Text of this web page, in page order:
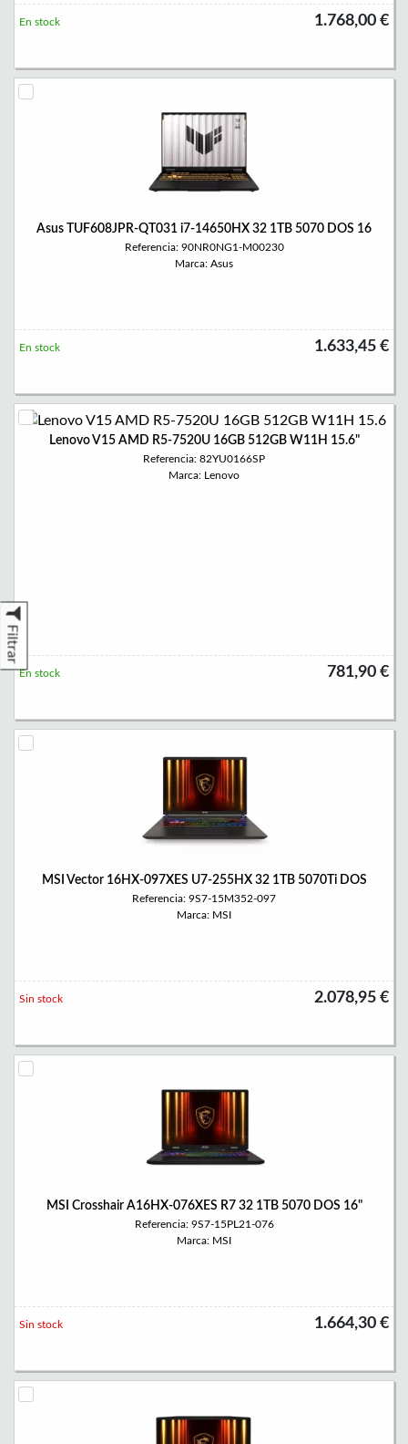
Filtrar
1.768,00 €
En stock
Asus TUF608JPR-QT031 i7-14650HX 32 1TB 5070 DOS 16
Referencia: 90NR0NG1-M00230
Marca: Asus
1.633,45 €
En stock
Lenovo V15 AMD R5-7520U 16GB 512GB W11H 15.6"
Referencia: 82YU0166SP
Marca: Lenovo
781,90 €
En stock
MSI Vector 16HX-097XES U7-255HX 32 1TB 5070Ti DOS
Referencia: 9S7-15M352-097
Marca: MSI
2.078,95 €
Sin stock
MSI Crosshair A16HX-076XES R7 32 1TB 5070 DOS 16"
Referencia: 9S7-15PL21-076
Marca: MSI
1.664,30 €
Sin stock